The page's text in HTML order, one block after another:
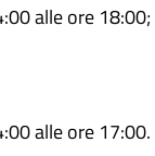
alle ore 18:00;
alle ore 17:00.